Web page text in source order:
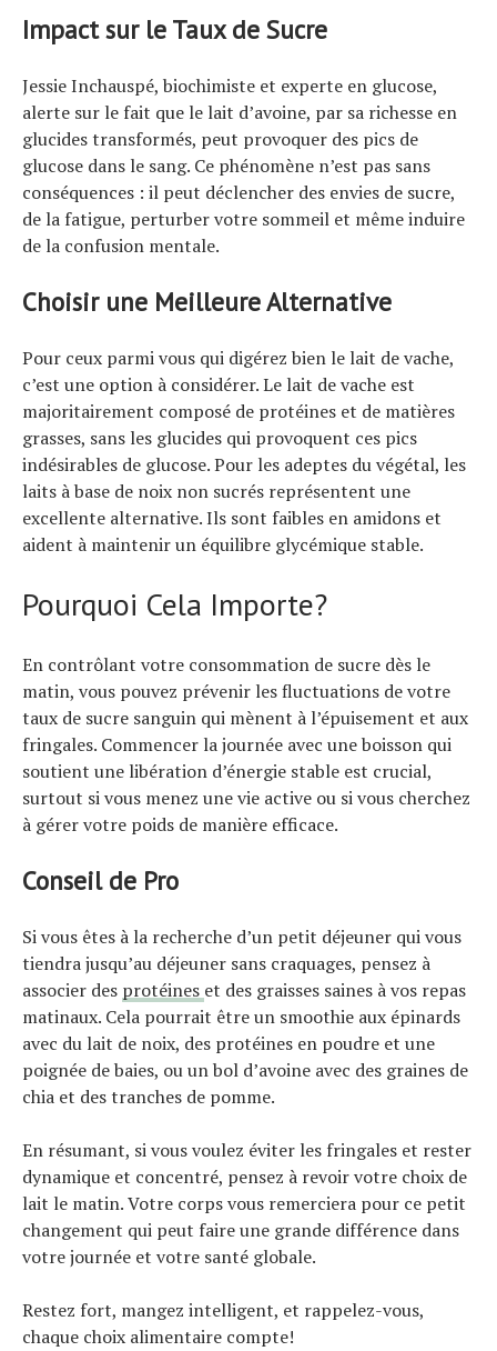
Impact sur le Taux de Sucre
Jessie Inchauspé, biochimiste et experte en glucose,
alerte sur le fait que le lait d’avoine, par sa richesse en
glucides transformés, peut provoquer des pics de
glucose dans le sang. Ce phénomène n’est pas sans
conséquences : il peut déclencher des envies de sucre,
de la fatigue, perturber votre sommeil et même induire
de la confusion mentale.
Choisir une Meilleure Alternative
Pour ceux parmi vous qui digérez bien le lait de vache,
c’est une option à considérer. Le lait de vache est
majoritairement composé de protéines et de matières
grasses, sans les glucides qui provoquent ces pics
indésirables de glucose. Pour les adeptes du végétal, les
laits à base de noix non sucrés représentent une
excellente alternative. Ils sont faibles en amidons et
aident à maintenir un équilibre glycémique stable.
Pourquoi Cela Importe?
En contrôlant votre consommation de sucre dès le
matin, vous pouvez prévenir les fluctuations de votre
taux de sucre sanguin qui mènent à l’épuisement et aux
fringales. Commencer la journée avec une boisson qui
soutient une libération d’énergie stable est crucial,
surtout si vous menez une vie active ou si vous cherchez
à gérer votre poids de manière efficace.
Conseil de Pro
Si vous êtes à la recherche d’un petit déjeuner qui vous
tiendra jusqu’au déjeuner sans craquages, pensez à
associer des protéines et des graisses saines à vos repas
matinaux. Cela pourrait être un smoothie aux épinards
avec du lait de noix, des protéines en poudre et une
poignée de baies, ou un bol d’avoine avec des graines de
chia et des tranches de pomme.
En résumant, si vous voulez éviter les fringales et rester
dynamique et concentré, pensez à revoir votre choix de
lait le matin. Votre corps vous remerciera pour ce petit
changement qui peut faire une grande différence dans
votre journée et votre santé globale.
Restez fort, mangez intelligent, et rappelez-vous,
chaque choix alimentaire compte!